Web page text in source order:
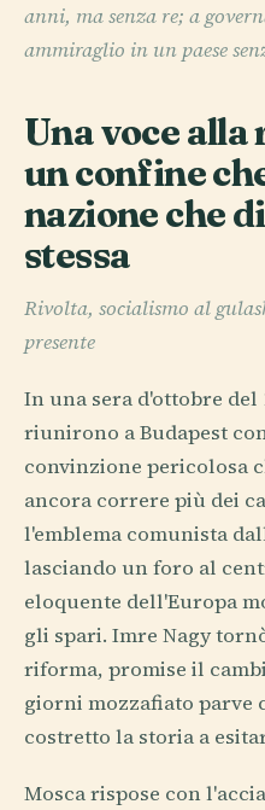
anni, ma senza re; a
ammiraglio in un paese
Una voce alla
un confine
nazione che
stessa
Rivolta, socialismo al
presente
In una sera d'ottobre del
riunirono a Budapest
convinzione pericolosa
ancora correre più dei
l'emblema comunista
lasciando un foro al
eloquente dell'Europa
gli spari. Imre Nagy
riforma, promise il
giorni mozzafiato parve
costretto la storia a
Mosca rispose con